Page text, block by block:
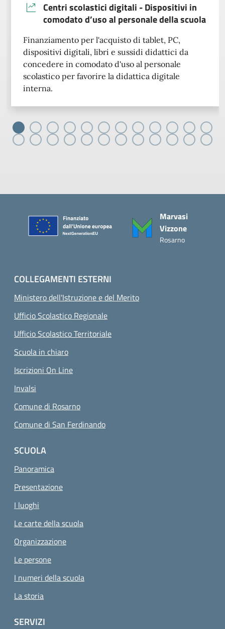
Centri scolastici digitali - Dispositivi in
comodato d’uso al personale della scuola
Finanziamento per l'acquisto di tablet, PC,
dispositivi digitali, libri e sussidi didattici da
concedere in comodato d'uso al personale
scolastico per favorire la didattica digitale
interna.
Marvasi
Vizzone
Rosarno
COLLEGAMENTI ESTERNI
Ministero dell'Istruzione e del Merito
Ufficio Scolastico Regionale
Ufficio Scolastico Territoriale
Scuola in chiaro
Iscrizioni On Line
Invalsi
Comune di Rosarno
Comune di San Ferdinando
SCUOLA
Panoramica
Presentazione
I luoghi
Le carte della scuola
Organizzazione
Le persone
I numeri della scuola
La storia
SERVIZI